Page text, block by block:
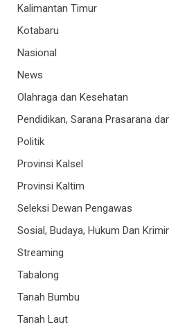
Kalimantan Timur
Kotabaru
Nasional
News
Olahraga dan Kesehatan
Pendidikan, Sarana Prasarana
Politik
Provinsi Kalsel
Provinsi Kaltim
Seleksi Dewan Pengawas
Sosial, Budaya, Hukum Dan
Streaming
Tabalong
Tanah Bumbu
Tanah Laut